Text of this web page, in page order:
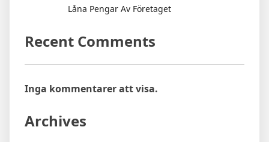
Låna Pengar Av Företaget
Recent Comments
Inga kommentarer att visa.
Archives